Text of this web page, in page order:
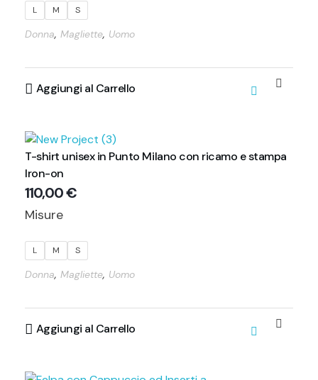
L M S
Donna, Magliette, Uomo
Aggiungi al Carrello
T-shirt unisex in Punto Milano con ricamo e stampa
Iron-on
110,00€
Misure
L M S
Donna, Magliette, Uomo
Aggiungi al Carrello